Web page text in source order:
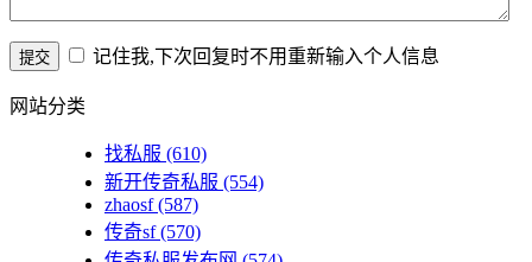
记住我,下次回复时不用重新输入个人信息
网站分类
找私服 (610)
新开传奇私服 (554)
zhaosf(587)
传奇sf(570)